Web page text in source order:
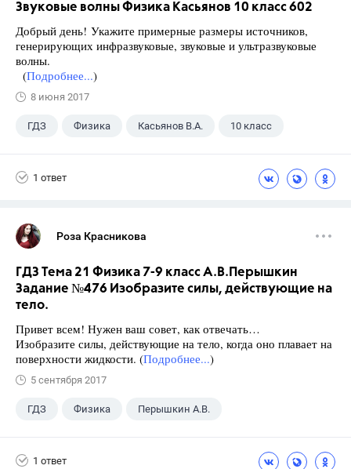
Звуковые волны Физика Касьянов 10 класс 602
Добрый день! Укажите примерные размеры источников,
генерирующих инфразвуковые, звуковые и ультразвуковые
волны.
(Подробнее...)
8 июня 2017
ГДЗ Физика Касьянов В.А. 10 класс
1 ответ
Роза Красникова
ГДЗ Тема 21 Физика 7-9 класс А.В.Перышкин
Задание №476 Изобразите силы, действующие на
тело.
Привет всем! Нужен ваш совет, как отвечать…
Изобразите силы, действующие на тело, когда оно плавает на
поверхности жидкости. (Подробнее...)
5 сентября 2017
ГДЗ Физика Перышкин А.В.
1 ответ